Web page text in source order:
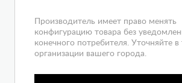
Производитель имеет право менять
конфигурацию товара без
конечного потребителя. Уточняйте
организации вашего города.